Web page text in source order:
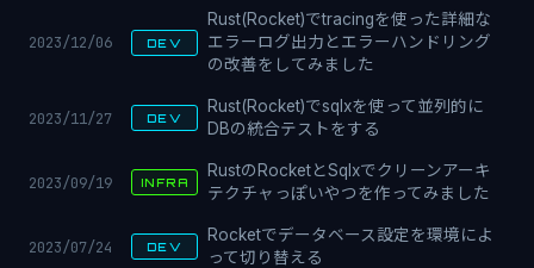
2023/12/06 DEV
Rust(Rocket)でtracingを使った詳細な
エラーログ出力とエラーハンドリング
の改善をしてみました
2023/11/27 DEV
Rust(Rocket)でsqlxを使って並列的に
DBの統合テストをする
2023/09/19 INFRA
RustのRocketとSqlxでクリーンアーキ
テクチャっぽいやつを作ってみました
2023/07/24 DEV
Rocketでデータベース設定を環境によ
って切り替える